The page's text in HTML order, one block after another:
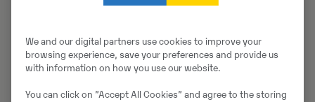
nogurumu un uzlabo darba efektivitāti, automatizējot
precīza rakšana ar minimālu ieguldījumu. Rezultāts ir
ātrāks, vienmērīgāks un precīzāks darbs ar īsāku cikla
laiku.
We and our digital partners use cookies to improve your
browsing experience, save your preferences and provide us
with information on how you use our website.
You can click on ”Accept All Cookies” and agree to the storing